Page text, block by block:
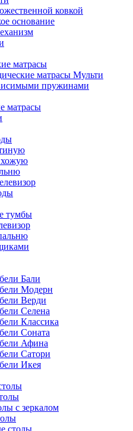
ковкой
основание
матрасы
матрасы Мульти
пружинами
матрасы
тумбы
Бали
Модерн
Верди
Селена
Классика
Соната
Афина
Сатори
Икея
с зеркалом
столы